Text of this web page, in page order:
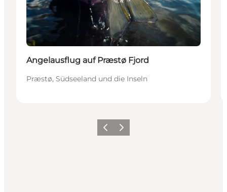
Angelausflug auf Præstø Fjord
Præstø, Südseeland und die Inseln
ZurückWeiter